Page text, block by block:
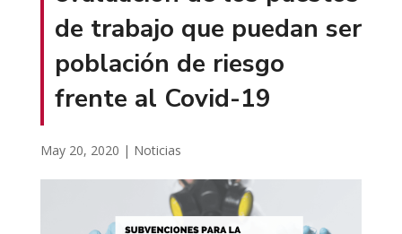
de trabajo que puedan ser
población de riesgo
frente al Covid-19
May 20, 2020 | Noticias